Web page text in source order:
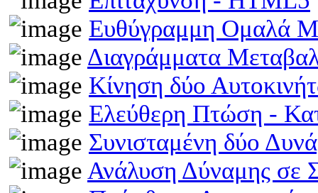
Ευθύγραμμη Ομαλά
Διαγράμματα
Κίνηση δύο
Ελεύθερη Πτώση -
Συνισταμένη δύο
Ανάλυση Δύναμης σε